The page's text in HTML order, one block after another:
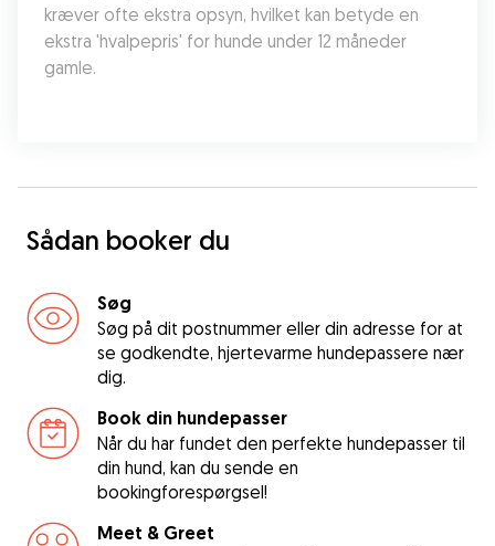
kræver ofte ekstra opsyn, hvilket kan betyde en
ekstra 'hvalpepris' for hunde under 12 måneder
gamle.
Sådan booker du
Søg
Søg på dit postnummer eller din adresse for at
se godkendte, hjertevarme hundepassere nær
dig.
Book din hundepasser
Når du har fundet den perfekte hundepasser til
din hund, kan du sende en
bookingforespørgsel!
Meet & Greet